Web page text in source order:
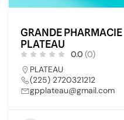
GRANDE
PLATEAU
0.0 (0)
PLATEAU
(225) 2720321212
gpplateau@gmail.com